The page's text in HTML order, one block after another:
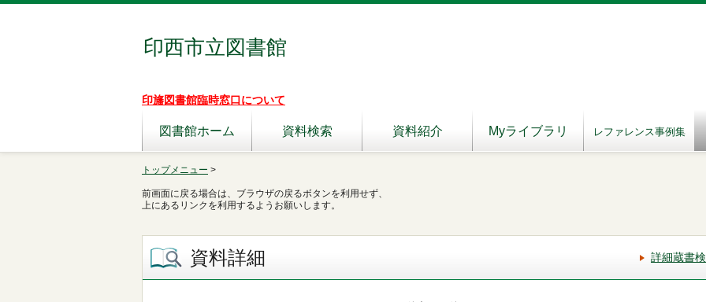
印西市立図書館
印旛図書館臨時窓口について
図書館ホーム 資料検索 資料紹介 Myライブラリ レファレンス事例集
トップメニュー >
前画面に戻る場合は、ブラウザの戻るボタンを利用せず、
上にあるリンクを利用するようお願いします。
資料詳細 詳細蔵書